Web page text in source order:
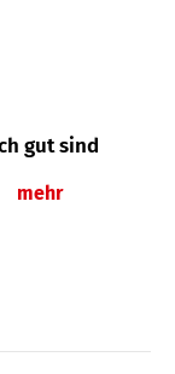
gut sind
mehr